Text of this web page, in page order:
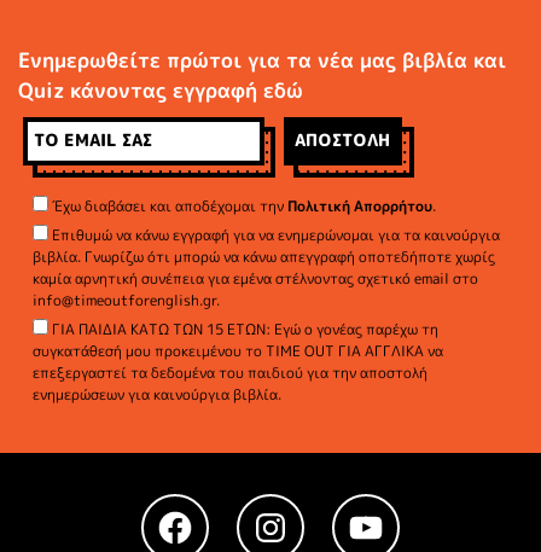
Ενημερωθείτε πρώτοι για τα νέα μας βιβλία και
Quiz κάνοντας εγγραφή εδώ
Έχω διαβάσει και αποδέχομαι την Πολιτική Απορρήτου.
Επιθυμώ να κάνω εγγραφή για να ενημερώνομαι για τα καινούργια
βιβλία. Γνωρίζω ότι μπορώ να κάνω απεγγραφή οποτεδήποτε χωρίς
καμία αρνητική συνέπεια για εμένα στέλνοντας σχετικό email στο
info@timeoutforenglish.gr.
ΓΙΑ ΠΑΙΔΙΑ ΚΑΤΩ ΤΩΝ 15 ΕΤΩΝ: Εγώ ο γονέας παρέχω τη
συγκατάθεσή μου προκειμένου το TIME OUT ΓΙΑ ΑΓΓΛΙΚΑ να
επεξεργαστεί τα δεδομένα του παιδιού για την αποστολή
ενημερώσεων για καινούργια βιβλία.
Facebook Instagram YouTube